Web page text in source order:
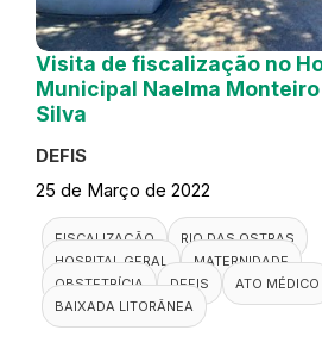
Visita de fiscalização no
Municipal Naelma Monteiro
Silva
DEFIS
25 de Março de 2022
FISCALIZAÇÃO
RIO DAS OSTRAS
HOSPITAL GERAL
MATERNIDADE
OBSTETRÍCIA
DEFIS
ATO MÉDICO
BAIXADA LITORÂNEA